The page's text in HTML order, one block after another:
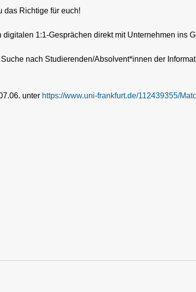
das Richtige für euch!
1:1-Gesprächen direkt mit Unternehmen ins
nach Studierenden/Absolvent*innen der
unter https://www.uni-frankfurt.de/112439355/